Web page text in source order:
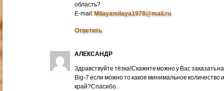
область?
E-mail:Milayamilaya1978@mail.ru
Ответить
АЛЕКСАНДР
Здравствуйте тёзка!Скажите можно у Вас заказать
Big-7 если можно то какое минимальное количество
край?Спасибо.